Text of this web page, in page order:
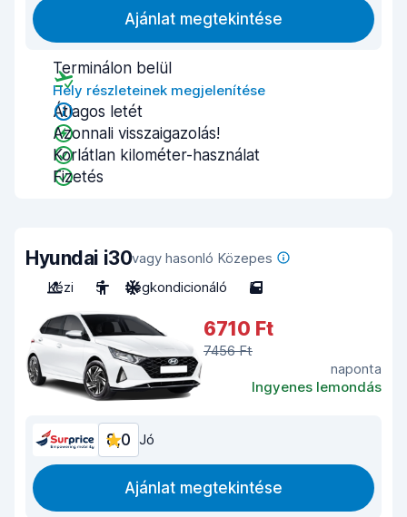
Ajánlat megtekintése
Terminálon belül
Hely részleteinek megjelenítése
Átlagos letét
Azonnali visszaigazolás!
Korlátlan kilométer-használat
Fizetés
Hyundai i30vagy hasonló Közepes
Kézi
5 Légkondicionáló 5
6710 Ft
7456 Ft
naponta
Ingyenes lemondás
8,0 Jó
Ajánlat megtekintése